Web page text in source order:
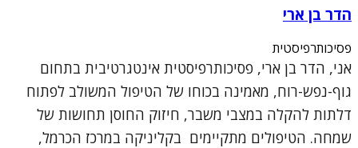
הדר בן ארי
פסיכותרפיסטית
אני, הדר בן ארי, פסיכותרפיסטית אינטגרטיבית בתחום
גוף-נפש-רוח, מאמינה בכוחו של הטיפול המשולב לפתוח
דלתות להקלה במצבי משבר, חיזוק החוסן תחושות של
שמחה. הטיפולים מתקיימים בקליניקה במרכז הכרמל,